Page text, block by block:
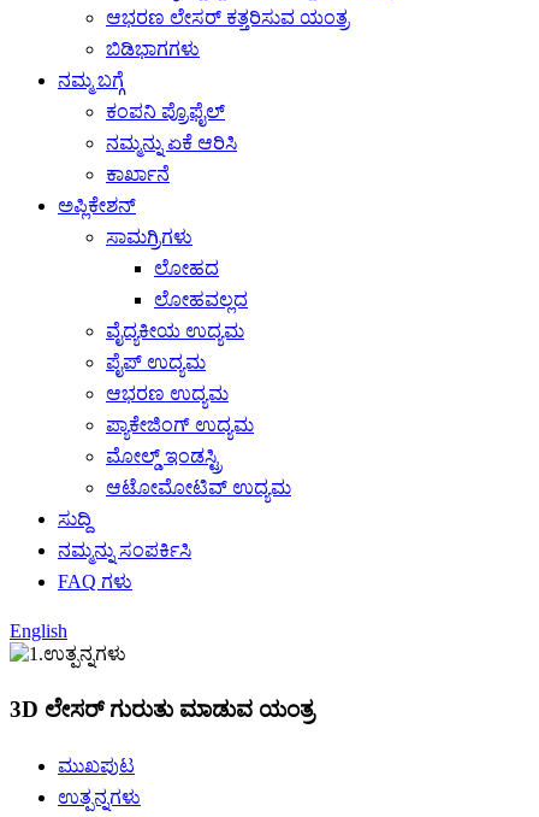
ಆಭರಣ ಲೇಸರ್ ಕತ್ತರಿಸುವ ಯಂತ್ರ
ಬಿಡಿಭಾಗಗಳು
ನಮ್ಮ ಬಗ್ಗೆ
ಕಂಪನಿ ಪ್ರೊಫೈಲ್
ನಮ್ಮನ್ನು ಏಕೆ ಆರಿಸಿ
ಕಾರ್ಖಾನೆ
ಅಪ್ಲಿಕೇಶನ್
ಸಾಮಗ್ರಿಗಳು
ಲೋಹದ
ಲೋಹವಲ್ಲದ
ವೈದ್ಯಕೀಯ ಉದ್ಯಮ
ಪೈಪ್ ಉದ್ಯಮ
ಆಭರಣ ಉದ್ಯಮ
ಪ್ಯಾಕೇಜಿಂಗ್ ಉದ್ಯಮ
ಮೋಲ್ಡ್ ಇಂಡಸ್ಟ್ರಿ
ಆಟೋಮೋಟಿವ್ ಉದ್ಯಮ
ಸುದ್ದಿ
ನಮ್ಮನ್ನು ಸಂಪರ್ಕಿಸಿ
FAQ ಗಳು
English
3D ಲೇಸರ್ ಗುರುತು ಮಾಡುವ ಯಂತ್ರ
ಮುಖಪುಟ
ಉತ್ಪನ್ನಗಳು